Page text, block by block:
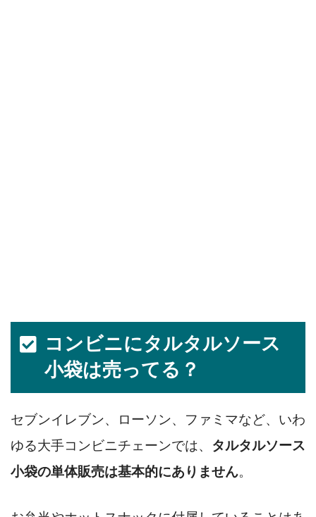
コンビニにタルタルソース
小袋は売ってる？
セブンイレブン、ローソン、ファミマなど、いわ
ゆる大手コンビニチェーンでは、 タルタルソース
小袋の単体販売は基本的にありません。